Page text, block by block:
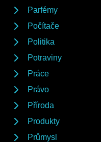
Parfémy
Počítače
Politika
Potraviny
Práce
Právo
Příroda
Produkty
Průmysl